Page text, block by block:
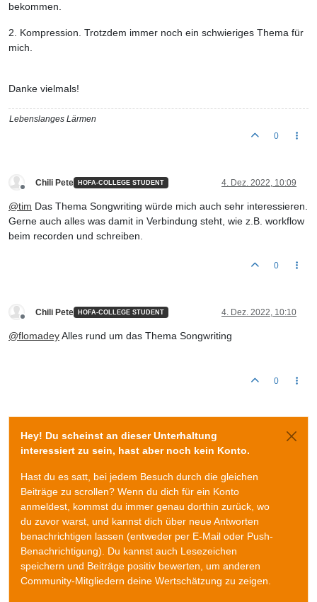
bekommen.
2. Kompression. Trotzdem immer noch ein schwieriges Thema für
mich.
Danke vielmals!
Lebenslanges Lärmen
0
Chili Pete HOFA-COLLEGE STUDENT 4. Dez. 2022, 10:09
@tim Das Thema Songwriting würde mich auch sehr interessieren.
Gerne auch alles was damit in Verbindung steht, wie z.B. workflow
beim recorden und schreiben.
0
Chili Pete HOFA-COLLEGE STUDENT 4. Dez. 2022, 10:10
@flomadeyAlles rund um das Thema Songwriting
0
Hey! Du scheinst an dieser Unterhaltung
interessiert zu sein, hast aber noch kein Konto.
Hast du es satt, bei jedem Besuch durch die gleichen
Beiträge zu scrollen? Wenn du dich für ein Konto
anmeldest, kommst du immer genau dorthin zurück, wo
du zuvor warst, und kannst dich über neue Antworten
benachrichtigen lassen (entweder per E-Mail oder Push-
Benachrichtigung). Du kannst auch Lesezeichen
speichern und Beiträge positiv bewerten, um anderen
Community-Mitgliedern deine Wertschätzung zu zeigen.